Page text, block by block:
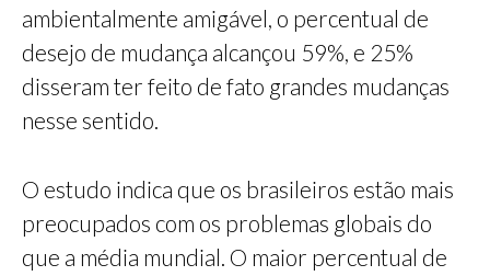
ambientalmente amigável, o percentual de
desejo de mudança alcançou 59%, e 25%
disseram ter feito de fato grandes mudanças
nesse sentido.
O estudo indica que os brasileiros estão mais
preocupados com os problemas globais do
que a média mundial. O maior percentual de